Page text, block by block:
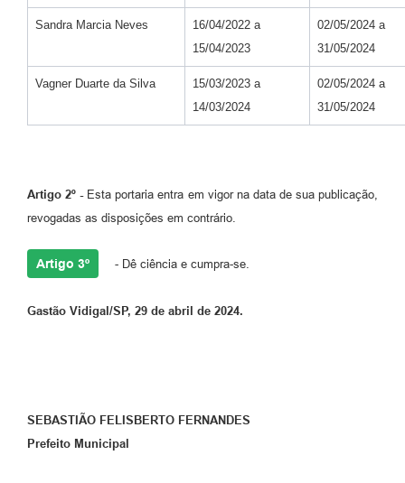
Sandra Marcia Neves
16/04/2022 a
15/04/2023
02/05/2024 a
31/05/2024
Vagner Duarte da Silva
15/03/2023 a
14/03/2024
02/05/2024 a
31/05/2024
Artigo 2º - Esta portaria entra em vigor na data de sua publicação,
revogadas as disposições em contrário.
Artigo 3º - Dê ciência e cumpra-se.
Gastão Vidigal/SP, 29 de abril de 2024.
SEBASTIÃO FELISBERTO FERNANDES
Prefeito Municipal